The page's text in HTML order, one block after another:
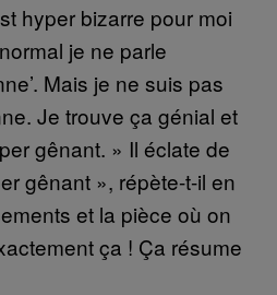
hyper bizarre pour moi
je ne parle
Mais je ne suis pas
Je trouve ça génial et
gênant. » Il éclate de
gênant », répète-t-il en
et la pièce où on
ça ! Ça résume